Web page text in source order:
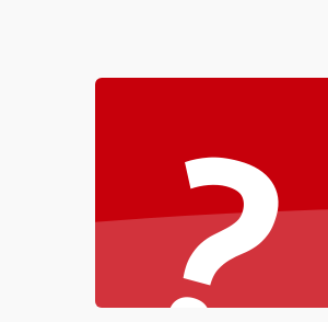
Электронные компоненты
?